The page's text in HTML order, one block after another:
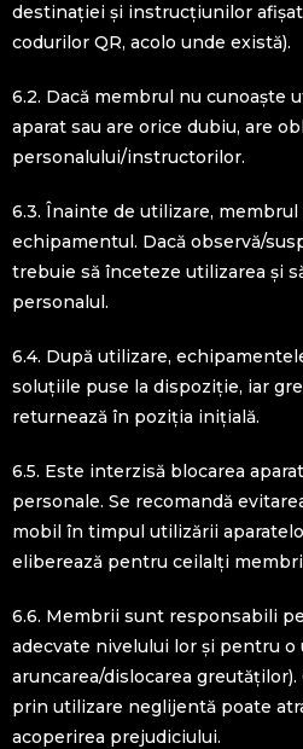
destinației și instrucțiunilor
codurilor QR, acolo unde există).
6.2. Dacă membrul nu cunoaște
aparat sau are orice dubiu, are
personalului/instructorilor.
6.3. Înainte de utilizare,
echipamentul. Dacă observă/
trebuie să înceteze utilizarea și
personalul.
6.4. După utilizare,
soluțiile puse la dispoziție, iar
returnează în poziția inițială.
6.5. Este interzisă blocarea
personale. Se recomandă
mobil în timpul utilizării
eliberează pentru ceilalți
6.6. Membrii sunt responsabili
adecvate nivelului lor și pentru o
aruncarea/dislocarea
prin utilizare neglijentă poate
acoperirea prejudiciului.